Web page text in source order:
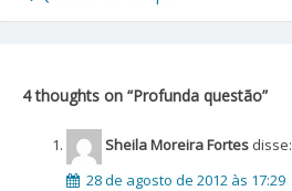
Navegação
Post
4 thoughts on “Profunda questão”
Sheila Moreira Fortes disse:
28 de agosto de 2012 às 17:29